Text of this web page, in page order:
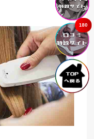
180